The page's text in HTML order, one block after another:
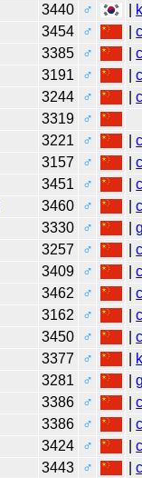
3440 ♂
3454 ♂ |
3385 ♂ |
3191 ♂ |
3244 ♂ |
3319
♂
3221 ♂ |
3157 ♂ |
3451 ♂ |
3460 ♂ |
3330 ♂ |
3257 ♂ |
3409 ♂ |
3462 ♂ |
3162 ♂ |
3450 ♂ |
3377 ♂
3281 ♂ |
3386 ♂ |
3386 ♂ |
3424 ♂ |
3443 ♂ |